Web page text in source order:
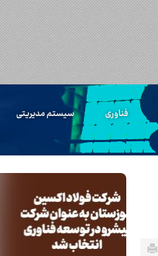
فناوری سیستم مدیریتی